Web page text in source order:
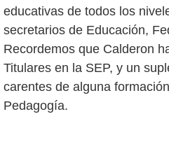
educativas de todos los
secretarios de Educación,
Recordemos que Calderon
Titulares en la SEP, y un
carentes de alguna
Pedagogía.